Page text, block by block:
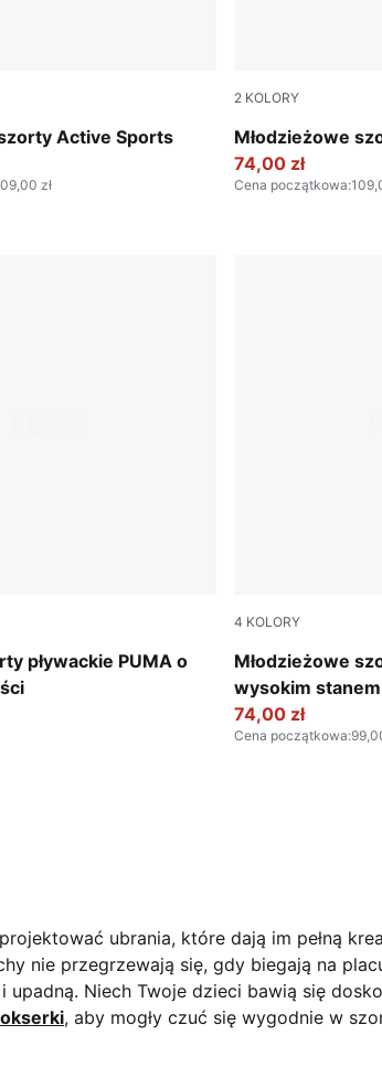
Active Sports
zł
2 KOLORY
Młodzieżowe
Puma Black
74,00 zł
Cena początkowa:
pływackie PUMA o
4 KOLORY
Młodzieżowe
wysokim stanem
Mauve Pop
74,00 zł
Cena początkowa:
ubrania, które dają im pełną
nie przegrzewają się, gdy biegają na
Niech Twoje dzieci bawią się
, aby mogły czuć się wygodnie w